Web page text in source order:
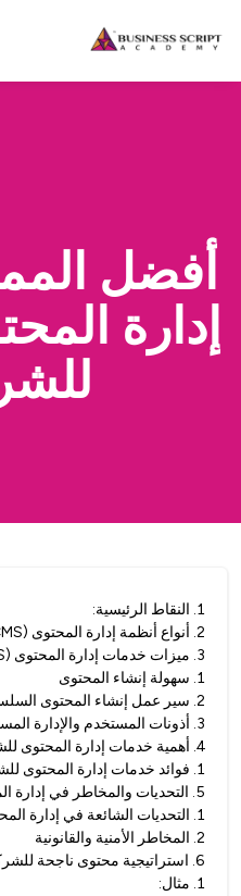
أفضل
إدارة
1
. النقاط الرئيسية:
2
. أنواع أنظمة إدارة المحتوى (CMS)
3
. ميزات خدمات إدارة المحتوى (CMS)
1
. سهولة إنشاء المحتوى
2
. سير عمل إنشاء المحتوى
3
. أذونات المستخدم والإدارة
4
. أهمية خدمات إدارة المحتوى
1
. فوائد خدمات إدارة المحتوى
5
. التحديات والمخاطر في إدارة
1
. التحديات الشائعة في إدارة
2
. المخاطر الأمنية والقانونية
6
. استراتيجية محتوى ناجحة
1
. مثال: